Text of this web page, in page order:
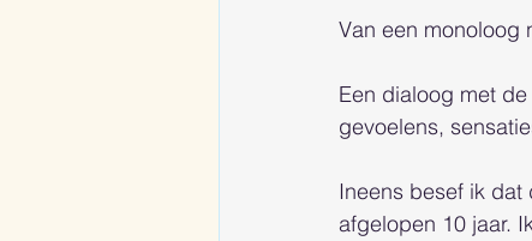
Van een monoloog
Een dialoog met
gevoelens,
Ineens besef ik
afgelopen 10 jaar.